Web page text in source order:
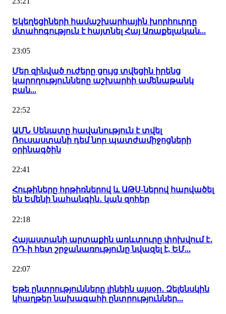
Եկեղեցիների համաշխարհային խորհուրդը
մտահոգություն է հայտնել Հայ Առաքելական...
23:05
Մեր զինված ուժերը ցույց տվեցին իրենց
կարողությունները աշխարհի ամենաթանկ
բան...
22:52
ԱՄՆ Սենատը հավանություն է տվել
Ռուսաստանի դեմ նոր պատժամիջոցների
օրինագծին
22:41
Հութիները հրթիռներով և ԱԹՍ-ներով հարվածել
են Եմենի նահանգին․ կան զոհեր
22:18
Հայաստանի արտաքին առևտուրը փոխվում է․
ՌԴ-ի հետ շրջանառությունը նվազել է, ԵՄ...
22:07
Եթե ընտրությունները լինեին այսօր․ Զելենսկին
կհաղթեր նախագահի ընտրություններ...